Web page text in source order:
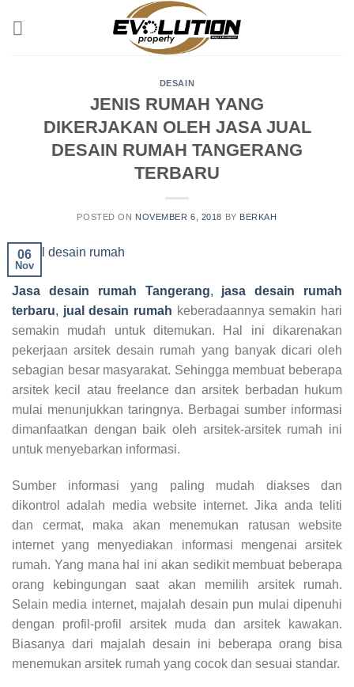
DESAIN
JENIS RUMAH YANG
DIKERJAKAN OLEH JASA JUAL
DESAIN RUMAH TANGERANG
TERBARU
POSTED ON NOVEMBER 6, 2018 BY BERKAH
06
Nov
Jasa desain rumah Tangerang, jasa desain rumah
terbaru, jual desain rumah keberadaannya semakin hari
semakin mudah untuk ditemukan. Hal ini dikarenakan
pekerjaan arsitek desain rumah yang banyak dicari oleh
sebagian besar masyarakat. Sehingga membuat beberapa
arsitek kecil atau freelance dan arsitek berbadan hukum
mulai menunjukkan taringnya. Berbagai sumber informasi
dimanfaatkan dengan baik oleh arsitek-arsitek rumah ini
untuk menyebarkan informasi.
Sumber informasi yang paling mudah diakses dan
dikontrol adalah media website internet. Jika anda teliti
dan cermat, maka akan menemukan ratusan website
internet yang menyediakan informasi mengenai arsitek
rumah. Yang mana hal ini akan sedikit membuat beberapa
orang kebingungan saat akan memilih arsitek rumah.
Selain media internet, majalah desain pun mulai dipenuhi
dengan profil-profil arsitek muda dan arsitek kawakan.
Biasanya dari majalah desain ini beberapa orang bisa
menemukan arsitek rumah yang cocok dan sesuai standar.